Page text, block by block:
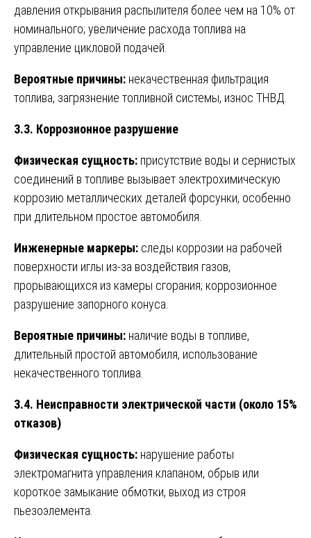
давления открывания распылителя более чем на 10% от
номинального; увеличение расхода топлива на
управление цикловой подачей.
Вероятные причины: некачественная фильтрация
топлива, загрязнение топливной системы, износ ТНВД.
3.3. Коррозионное разрушение
Физическая сущность: присутствие воды и сернистых
соединений в топливе вызывает электрохимическую
коррозию металлических деталей форсунки, особенно
при длительном простое автомобиля.
Инженерные маркеры: следы коррозии на рабочей
поверхности иглы из-за воздействия газов,
прорывающихся из камеры сгорания; коррозионное
разрушение запорного конуса.
Вероятные причины: наличие воды в топливе,
длительный простой автомобиля, использование
некачественного топлива.
3.4. Неисправности электрической части (около 15%
отказов)
Физическая сущность: нарушение работы
электромагнита управления клапаном, обрыв или
короткое замыкание обмотки, выход из строя
пьезоэлемента.